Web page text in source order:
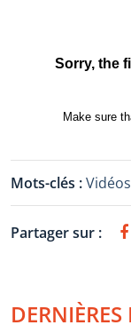
Mots-clés :Vidéos
Partager sur :